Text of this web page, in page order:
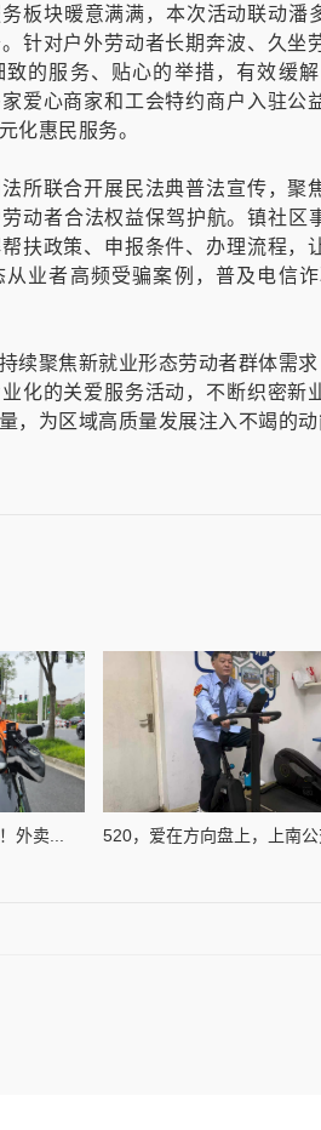
板块暖意满满，本次活动联动潘
针对户外劳动者长期奔波、久
的服务、贴心的举措，有效缓
爱心商家和工会特约商户入驻
化惠民服务。
所联合开展民法典普法宣传，
动者合法权益保驾护航。镇社区
扶政策、申报条件、办理流程
业者高频受骗案例，普及电信
续聚焦新就业形态劳动者群体需
化的关爱服务活动，不断织密
，为区域高质量发展注入不竭的
外卖... 520，爱在方向盘上，上南